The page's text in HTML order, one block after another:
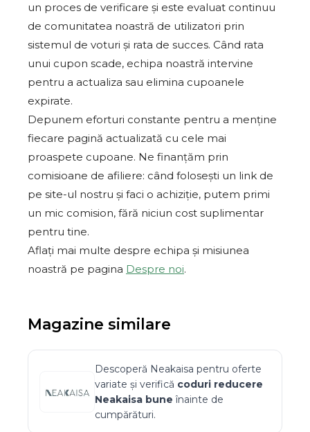
un proces de verificare și este evaluat continuu
de comunitatea noastră de utilizatori prin
sistemul de voturi și rata de succes. Când rata
unui cupon scade, echipa noastră intervine
pentru a actualiza sau elimina cupoanele
expirate.
Depunem eforturi constante pentru a menține
fiecare pagină actualizată cu cele mai
proaspete cupoane. Ne finanțăm prin
comisioane de afiliere: când folosești un link de
pe site-ul nostru și faci o achiziție, putem primi
un mic comision, fără niciun cost suplimentar
pentru tine.
Aflați mai multe despre echipa și misiunea
noastră pe pagina Despre noi.
Magazine similare
Descoperă Neakaisa pentru oferte
variate și verifică coduri reducere
Neakaisa bune înainte de
cumpărături.